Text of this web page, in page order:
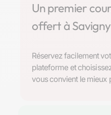
Un premier
offert à
Réservez facilement
plateforme et
vous convient le mieux